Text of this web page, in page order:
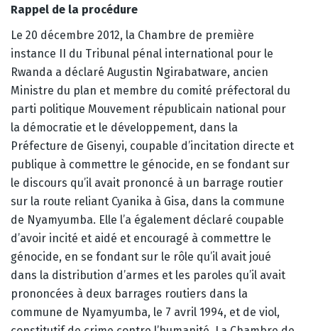
Rappel de la procédure
Le 20 décembre 2012, la Chambre de première
instance II du Tribunal pénal international pour le
Rwanda a déclaré Augustin Ngirabatware, ancien
Ministre du plan et membre du comité préfectoral du
parti politique Mouvement républicain national pour
la démocratie et le développement, dans la
Préfecture de Gisenyi, coupable d’incitation directe et
publique à commettre le génocide, en se fondant sur
le discours qu’il avait prononcé à un barrage routier
sur la route reliant Cyanika à Gisa, dans la commune
de Nyamyumba. Elle l’a également déclaré coupable
d’avoir incité et aidé et encouragé à commettre le
génocide, en se fondant sur le rôle qu’il avait joué
dans la distribution d’armes et les paroles qu’il avait
prononcées à deux barrages routiers dans la
commune de Nyamyumba, le 7 avril 1994, et de viol,